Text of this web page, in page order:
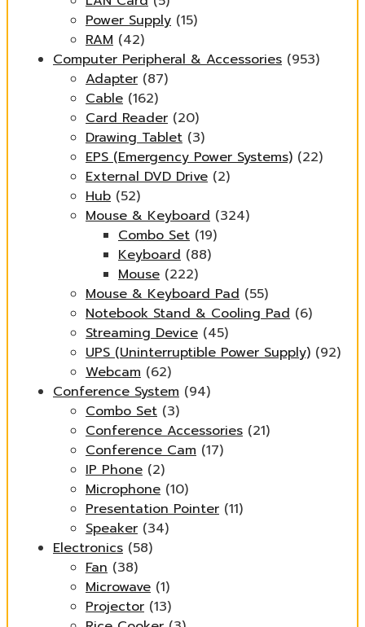
Power Supply (15)
RAM (42)
Computer Peripheral & Accessories (953)
Adapter (87)
Cable (162)
Card Reader (20)
Drawing Tablet (3)
EPS (Emergency Power Systems) (22)
External DVD Drive (2)
Hub (52)
Mouse & Keyboard (324)
Combo Set (19)
Keyboard (88)
Mouse (222)
Mouse & Keyboard Pad (55)
Notebook Stand & Cooling Pad (6)
Streaming Device (45)
UPS (Uninterruptible Power Supply) (92)
Webcam (62)
Conference System (94)
Combo Set (3)
Conference Accessories (21)
Conference Cam (17)
IP Phone (2)
Microphone (10)
Presentation Pointer (11)
Speaker (34)
Electronics (58)
Fan (38)
Microwave (1)
Projector (13)